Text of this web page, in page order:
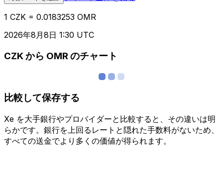
1 CZK = 0.0183253 OMR
2026年8月8日 1:30 UTC
CZK から OMR のチャート
比較して保存する
Xe を大手銀行やプロバイダーと比較すると、その違いは明
らかです。銀行を上回るレートと隠れた手数料がないため、
すべての送金でより多くの価値が得られます。